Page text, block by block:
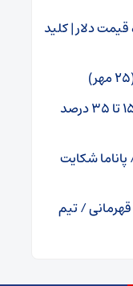
دلار | کلید
توزیع سیب و پرتقال شب عید ۱۵ تا ۳۵ درصد
شکایت
/ تیم